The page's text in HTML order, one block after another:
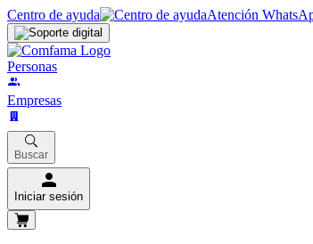
Centro de ayuda Atención
Personas
Empresas
Buscar
Iniciar sesión